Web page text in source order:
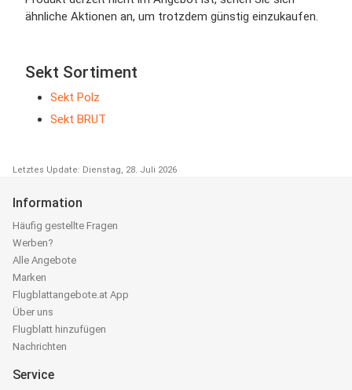
ähnliche Aktionen an, um trotzdem günstig einzukaufen.
Sekt Sortiment
Sekt Polz
Sekt BRUT
Letztes Update: Dienstag, 28. Juli 2026
Information
Häufig gestellte Fragen
Werben?
Alle Angebote
Marken
Flugblattangebote.at App
Über uns
Flugblatt hinzufügen
Nachrichten
Service